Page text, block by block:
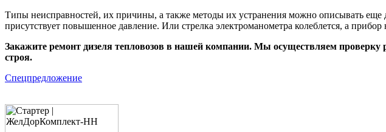
Типы неисправностей, их причины, а также методы их устранения можно описывать еще
присутствует повышенное давление. Или стрелка электроманометра колеблется, а прибор
Закажите ремонт дизеля тепловозов в нашей компании. Мы осуществляем проверку
строя.
Спецпредложение